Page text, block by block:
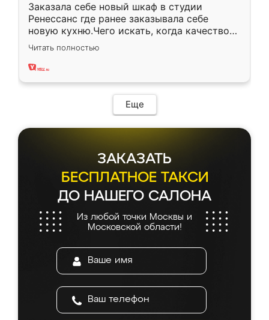
Заказала себе новый шкаф в студии
Ренессанс где ранее заказывала себе
новую кухню.Чего искать, когда качеством
вполне довольна. Служит кухня уже почти
два года, нареканий нет.
Читать полностью
Еще
ЗАКАЗАТЬ
БЕСПЛАТНОЕ ТАКСИ
ДО НАШЕГО САЛОНА
Из любой точки Москвы и
Московской области!